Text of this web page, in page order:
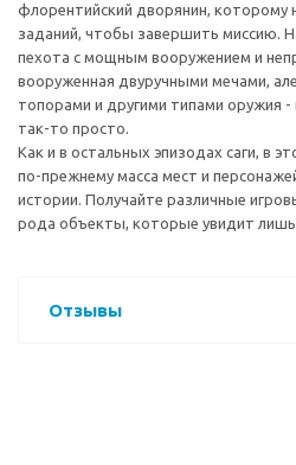
флорентийский дворянин, которому
заданий, чтобы завершить миссию.
пехота с мощным вооружением и
вооруженная двуручными мечами,
топорами и другими типами оружия
так-то просто.
Как и в остальных эпизодах саги, в
по-прежнему масса мест и
истории. Получайте различные
рода объекты, которые увидит лишь
Отзывы